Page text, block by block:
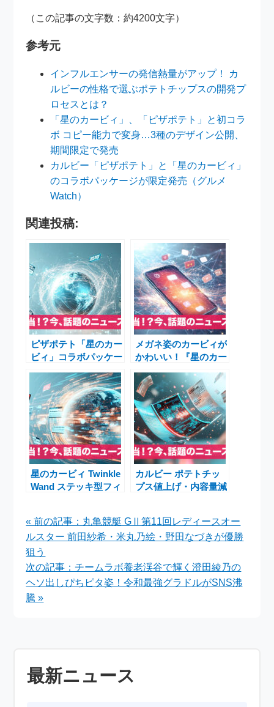
（この記事の文字数：約4200文字）
参考元
インフルエンサーの発信熱量がアップ！ カ
ルビーの性格で選ぶポテトチップスの開発プ
ロセスとは？
「星のカービィ」、「ピザポテト」と初コラ
ボ コピー能力で変身…3種のデザイン公開、
期間限定で発売
カルビー「ピザポテト」と「星のカービィ」
のコラボパッケージが限定発売（グルメ
Watch）
関連投稿:
ピザポテト「星のカー
ビィ」コラボパッケー
ンビニ発売
メガネ姿のカービィが
かわいい！『星のカー
「Kirby★Diary
home」で癒しのおう
ち時間
星のカービィ Twinkle
Wand ステッキ型フィ
約
カルビー ポテトチッ
プス値上げ・内容量減
考える
« 前の記事：丸亀競艇 GⅡ第11回レディースオー
ルスター 前田紗希・米丸乃絵・野田なづきが優勝
狙う
次の記事：チームラボ養老渓谷で輝く澄田綾乃の
ヘソ出しぴちピタ姿！令和最強グラドルがSNS沸
騰 »
最新ニュース